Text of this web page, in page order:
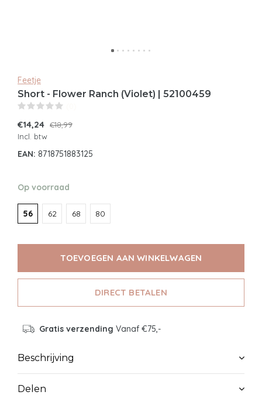
Feetje
Short - Flower Ranch (Violet) | 52100459
€14,24 €18,99
Incl. btw
EAN: 8718751883125
Op voorraad
56 62 68 80
TOEVOEGEN AAN WINKELWAGEN
DIRECT BETALEN
Gratis verzending Vanaf €75,-
Beschrijving
Delen